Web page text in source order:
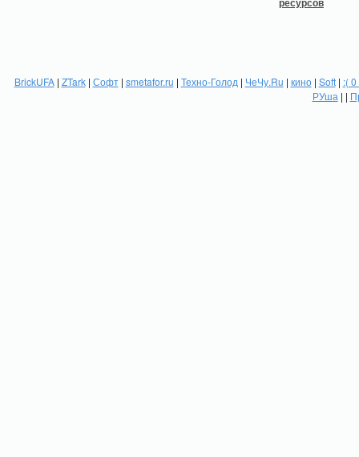
BrickUFA| ZTark| Софт| smetafor.ru | Техно-Голод | ЧеЧу.Ru | кино| Soft| :(
РУша | |